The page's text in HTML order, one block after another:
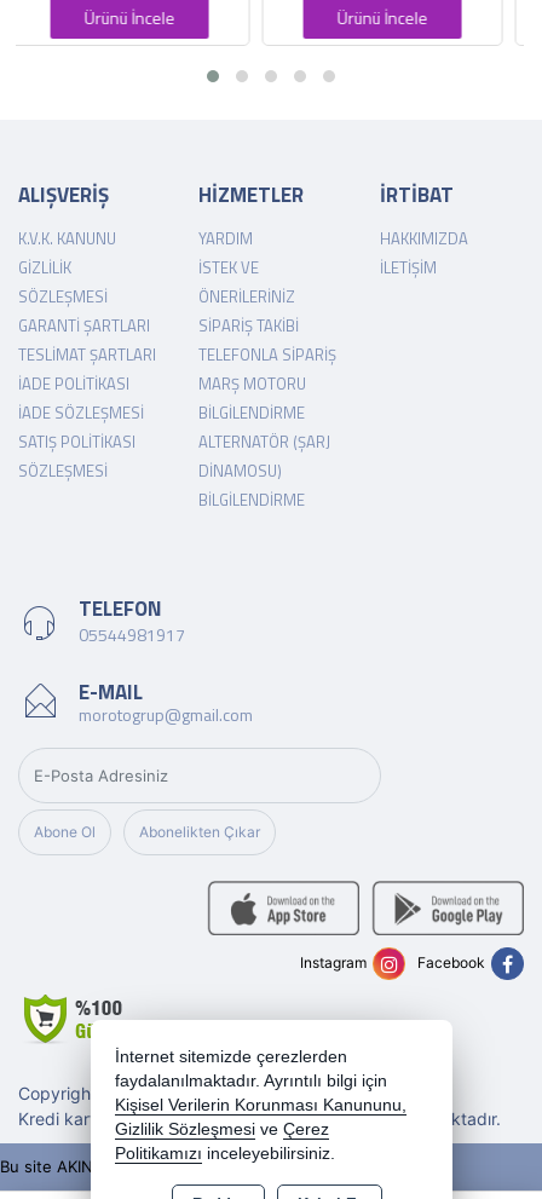
Ürünü İncele
ALIŞVERİŞ
K.V.K. KANUNU
GIZLILIK
SÖZLEŞMESI
GARANTI ŞARTLARI
TESLIMAT ŞARTLARI
İADE POLITIKASI
İADE SÖZLEŞMESI
SATIŞ POLITIKASI
SÖZLEŞMESI
HİZMETLER
YARDIM
İSTEK VE
ÖNERILERINIZ
SIPARIŞ TAKIBI
TELEFONLA SIPARIŞ
MARŞ MOTORU
BILGILENDIRME
ALTERNATÖR (ŞARJ
DINAMOSU)
BILGILENDIRME
İRTİBAT
HAKKIMIZDA
İLETIŞIM
TELEFON
05544981917
E-MAIL
morotogrup@gmail.com
Abone Ol Abonelikten Çıkar
Copyright 2026 morotogrup.com - Tüm hakları saklıdır.
Kredi kartı bilgileriniz 256bit SSL sertifikası ile korunmaktadır.
Facebook
Instagram
Bu site AKINSOFT E-Ticaret ile hazırlanmıştır.
İnternet sitemizde çerezlerden
faydalanılmaktadır. Ayrıntılı bilgi için
Kişisel Verilerin Korunması Kanununu,
Gizlilik Sözleşmesi ve Çerez
Politikamızı inceleyebilirsiniz.